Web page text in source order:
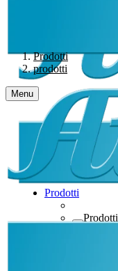
Prodotti
prodotti
Menu
Prodotti
Prodotti